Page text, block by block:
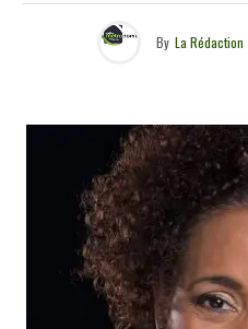
By La Rédaction